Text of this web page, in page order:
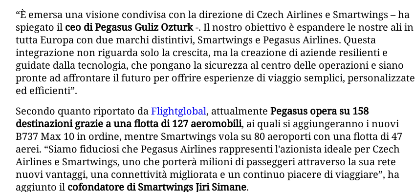
“È emersa una visione condivisa con la direzione di Czech Airlines e Smartwings – ha
spiegato il ceo di Pegasus Guliz Ozturk-. Il nostro obiettivo è espandere le nostre ali in
tutta Europa con due marchi distintivi, Smartwings e Pegasus Airlines. Questa
integrazione non riguarda solo la crescita, ma la creazione di aziende resilienti e
guidate dalla tecnologia, che pongano la sicurezza al centro delle operazioni e siano
pronte ad affrontare il futuro per offrire esperienze di viaggio semplici, personalizzate
ed efficienti”.
Secondo quanto riportato daFlightglobal, attualmente Pegasus opera su 158
destinazioni grazie a una flotta di 127 aeromobili, ai quali si aggiungeranno i nuovi
B737 Max 10 in ordine, mentre Smartwings vola su 80 aeroporti con una flotta di 47
aerei. “Siamo fiduciosi che Pegasus Airlines rappresenti l'azionista ideale per Czech
Airlines e Smartwings, uno che porterà milioni di passeggeri attraverso la sua rete
nuovi vantaggi, una connettività migliorata e un continuo piacere di viaggiare”, ha
aggiunto il cofondatore di Smartwings Jiri Simane.